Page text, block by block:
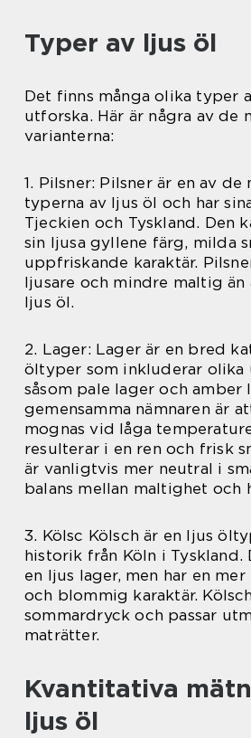
Typer av ljus öl
Det finns många olika typer
utforska. Här är några av de
varianterna:
1. Pilsner: Pilsner är en av de
typerna av ljus öl och har
Tjeckien och Tyskland. Den
sin ljusa gyllene färg, milda
uppfriskande karaktär.
ljusare och mindre maltig än
ljus öl.
2. Lager: Lager är en bred
öltyper som inkluderar olika
såsom pale lager och amber
gemensamma nämnaren är
mognas vid låga
resulterar i en ren och frisk
är vanligtvis mer neutral i
balans mellan maltighet och
3. Kölsc Kölsch är en ljus
historik från Köln i Tyskland.
en ljus lager, men har en
och blommig karaktär.
sommardryck och passar
maträtter.
Kvantitativa
ljus öl